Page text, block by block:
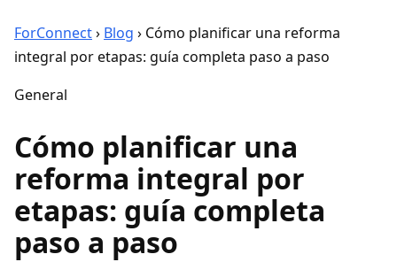
ForConnect› Blog › Cómo planificar una reforma
integral por etapas: guía completa paso a paso
General
Cómo planificar una
reforma integral por
etapas: guía completa
paso a paso